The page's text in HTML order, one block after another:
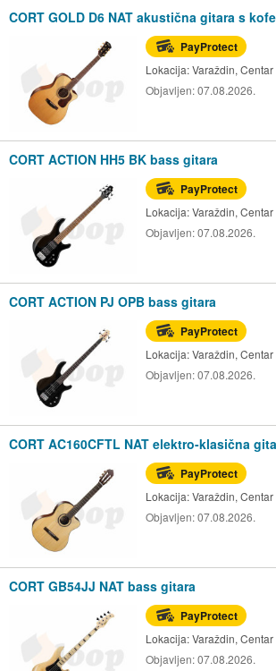
CORT GOLD D6 NAT akustična gitara s
PayProtect
Lokacija:Varaždin, Centar
Objavljen:07.08.2026.
CORT ACTION HH5 BK bass gitara
PayProtect
Lokacija:Varaždin, Centar
Objavljen:07.08.2026.
CORT ACTION PJ OPB bass gitara
PayProtect
Lokacija:Varaždin, Centar
Objavljen:07.08.2026.
CORT AC160CFTL NAT elektro-klasična
PayProtect
Lokacija:Varaždin, Centar
Objavljen:07.08.2026.
CORT GB54JJ NAT bass gitara
PayProtect
Lokacija:Varaždin, Centar
Objavljen:07.08.2026.